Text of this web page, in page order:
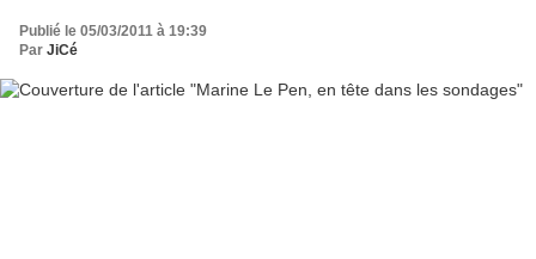
Publié le 05/03/2011 à 19:39
Par JiCé